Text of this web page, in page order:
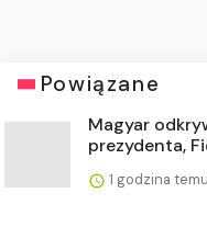
Powiązane
Magyar
prezydenta,
1 godzina temu